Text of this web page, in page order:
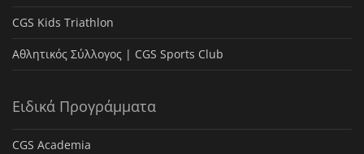
CGS Kids Triathlon
Αθλητικός Σύλλογος | CGS Sports Club
Ειδικά Προγράμματα
CGS Academia